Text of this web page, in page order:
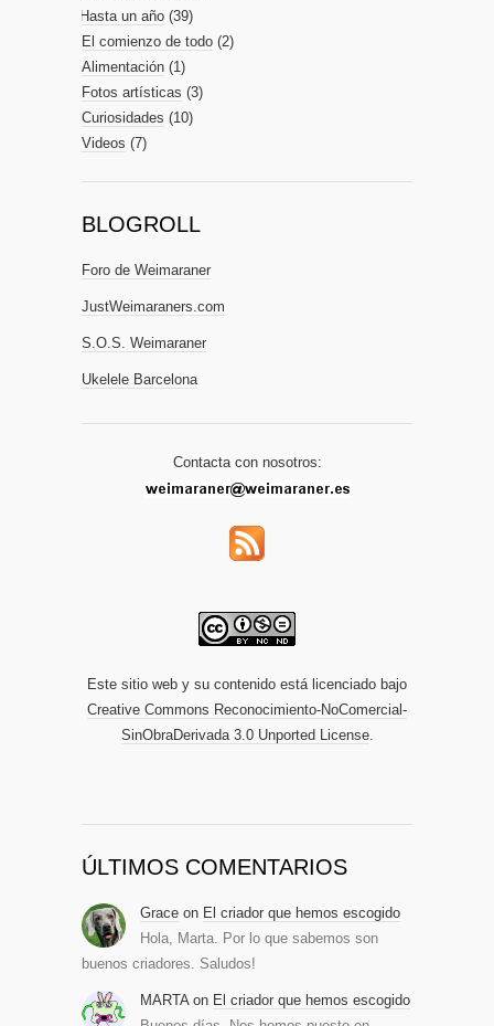
Hasta un año (39)
El comienzo de todo (2)
Alimentación (1)
Fotos artísticas (3)
Curiosidades (10)
Videos (7)
BLOGROLL
Foro de Weimaraner
JustWeimaraners.com
S.O.S. Weimaraner
Ukelele Barcelona
Contacta con nosotros:
Este sitio web y su contenido está licenciado bajo
Creative Commons Reconocimiento-NoComercial-
SinObraDerivada 3.0 Unported License.
ÚLTIMOS COMENTARIOS
Grace on El criador que hemos escogido
Hola, Marta. Por lo que sabemos son
buenos criadores. Saludos!
MARTA on El criador que hemos escogido